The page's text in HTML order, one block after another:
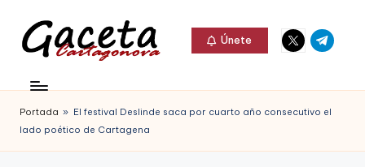
Saltar
contenido
c
e
Gaceta
Cartagonova,
La
Únete
Elemento
del
Elemento
del
Portada » El festival Deslinde saca por cuarto año consecutivo el
lado poético de Cartagena